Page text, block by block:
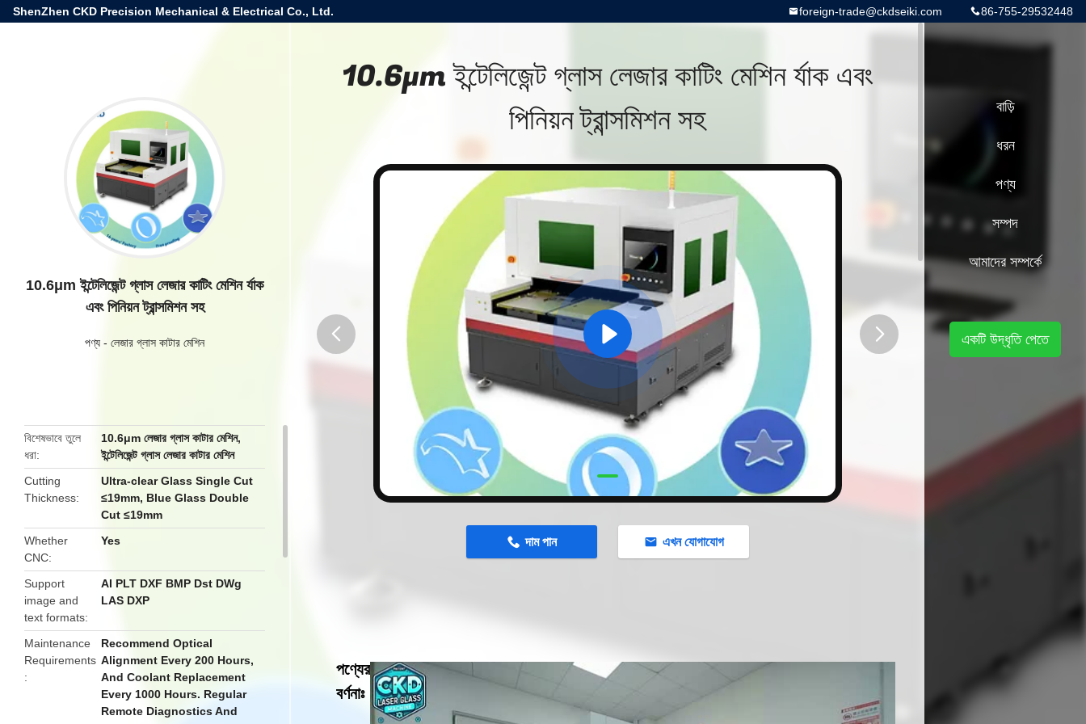
ShenZhen CKD Precision Mechanical & Electrical Co., Ltd. 86-755-29532448
foreign-trade@ckdseiki.com
10.6μm ইন্টেলিজেন্ট গ্লাস লেজার কাটিং মেশিন র্যাক
এবং পিনিয়ন ট্রান্সমিশন সহ
পণ্য - লেজার গ্লাস কাটার মেশিন
বিশেষভাবে তুলে
ধরা
10.6μm লেজার গ্লাস কাটার মেশিন,
ইন্টেলিজেন্ট গ্লাস লেজার কাটার মেশিন
Cutting
Thickness
Ultra-clear Glass Single Cut
≤19mm, Blue Glass Double
Cut ≤19mm
Whether
CNC
Yes
Support
image and
text formats
AI PLT DXF BMP Dst DWg
LAS DXP
Maintenance
Requirements
Recommend Optical
Alignment Every 200 Hours,
And Coolant Replacement
Every 1000 Hours. Regular
Remote Diagnostics And
10.6μm ইন্টেলিজেন্ট গ্লাস লেজার কাটিং মেশিন র্যাক এবং
পিনিয়ন ট্রান্সমিশন সহ
button
দাম পান এখন যোগাযোগ
পণ্যের
বর্ণনাঃ
বাড়ি
ধরন
পণ্য
সম্পদ
আমাদের সম্পর্কে
একটি উদ্ধৃতি পেতে